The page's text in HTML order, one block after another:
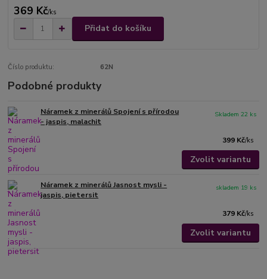
369 Kč/ks
Přidat do košíku
Číslo produktu: 62N
Podobné produkty
Náramek z minerálů Spojení s přírodou
- jaspis, malachit
399 Kč/ks
Skladem 22 ks
Zvolit variantu
Náramek z minerálů Jasnost mysli -
jaspis, pietersit
379 Kč/ks
skladem 19 ks
Zvolit variantu